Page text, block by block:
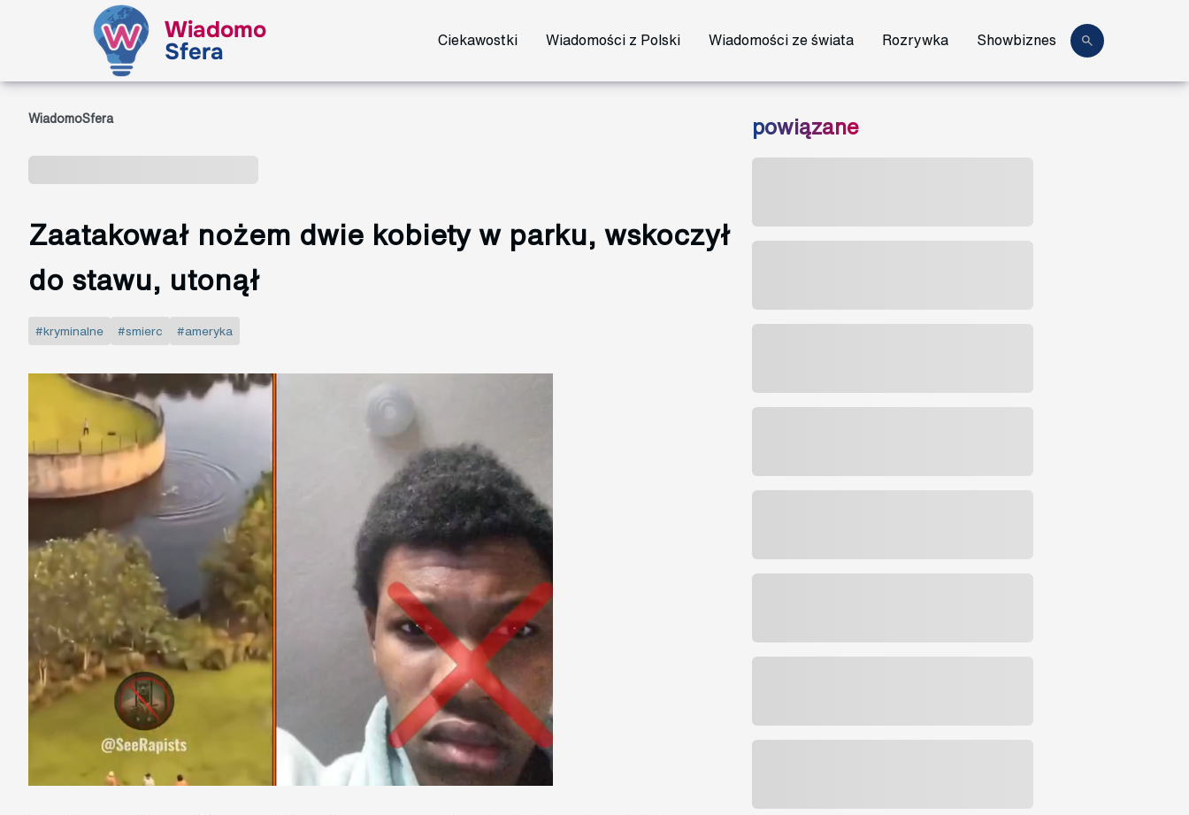
Wiadomo
Sfera Ciekawostki Wiadomości z Polski Wiadomości ze świata Rozrywka Showbiznes
WiadomoSfera
Zaatakował nożem dwie kobiety w parku, wskoczył
do stawu, utonął
#kryminalne #smierc #ameryka
powiązane